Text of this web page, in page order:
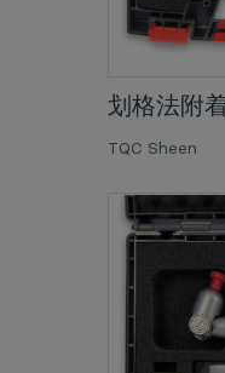
划格法附
TQC Sheen